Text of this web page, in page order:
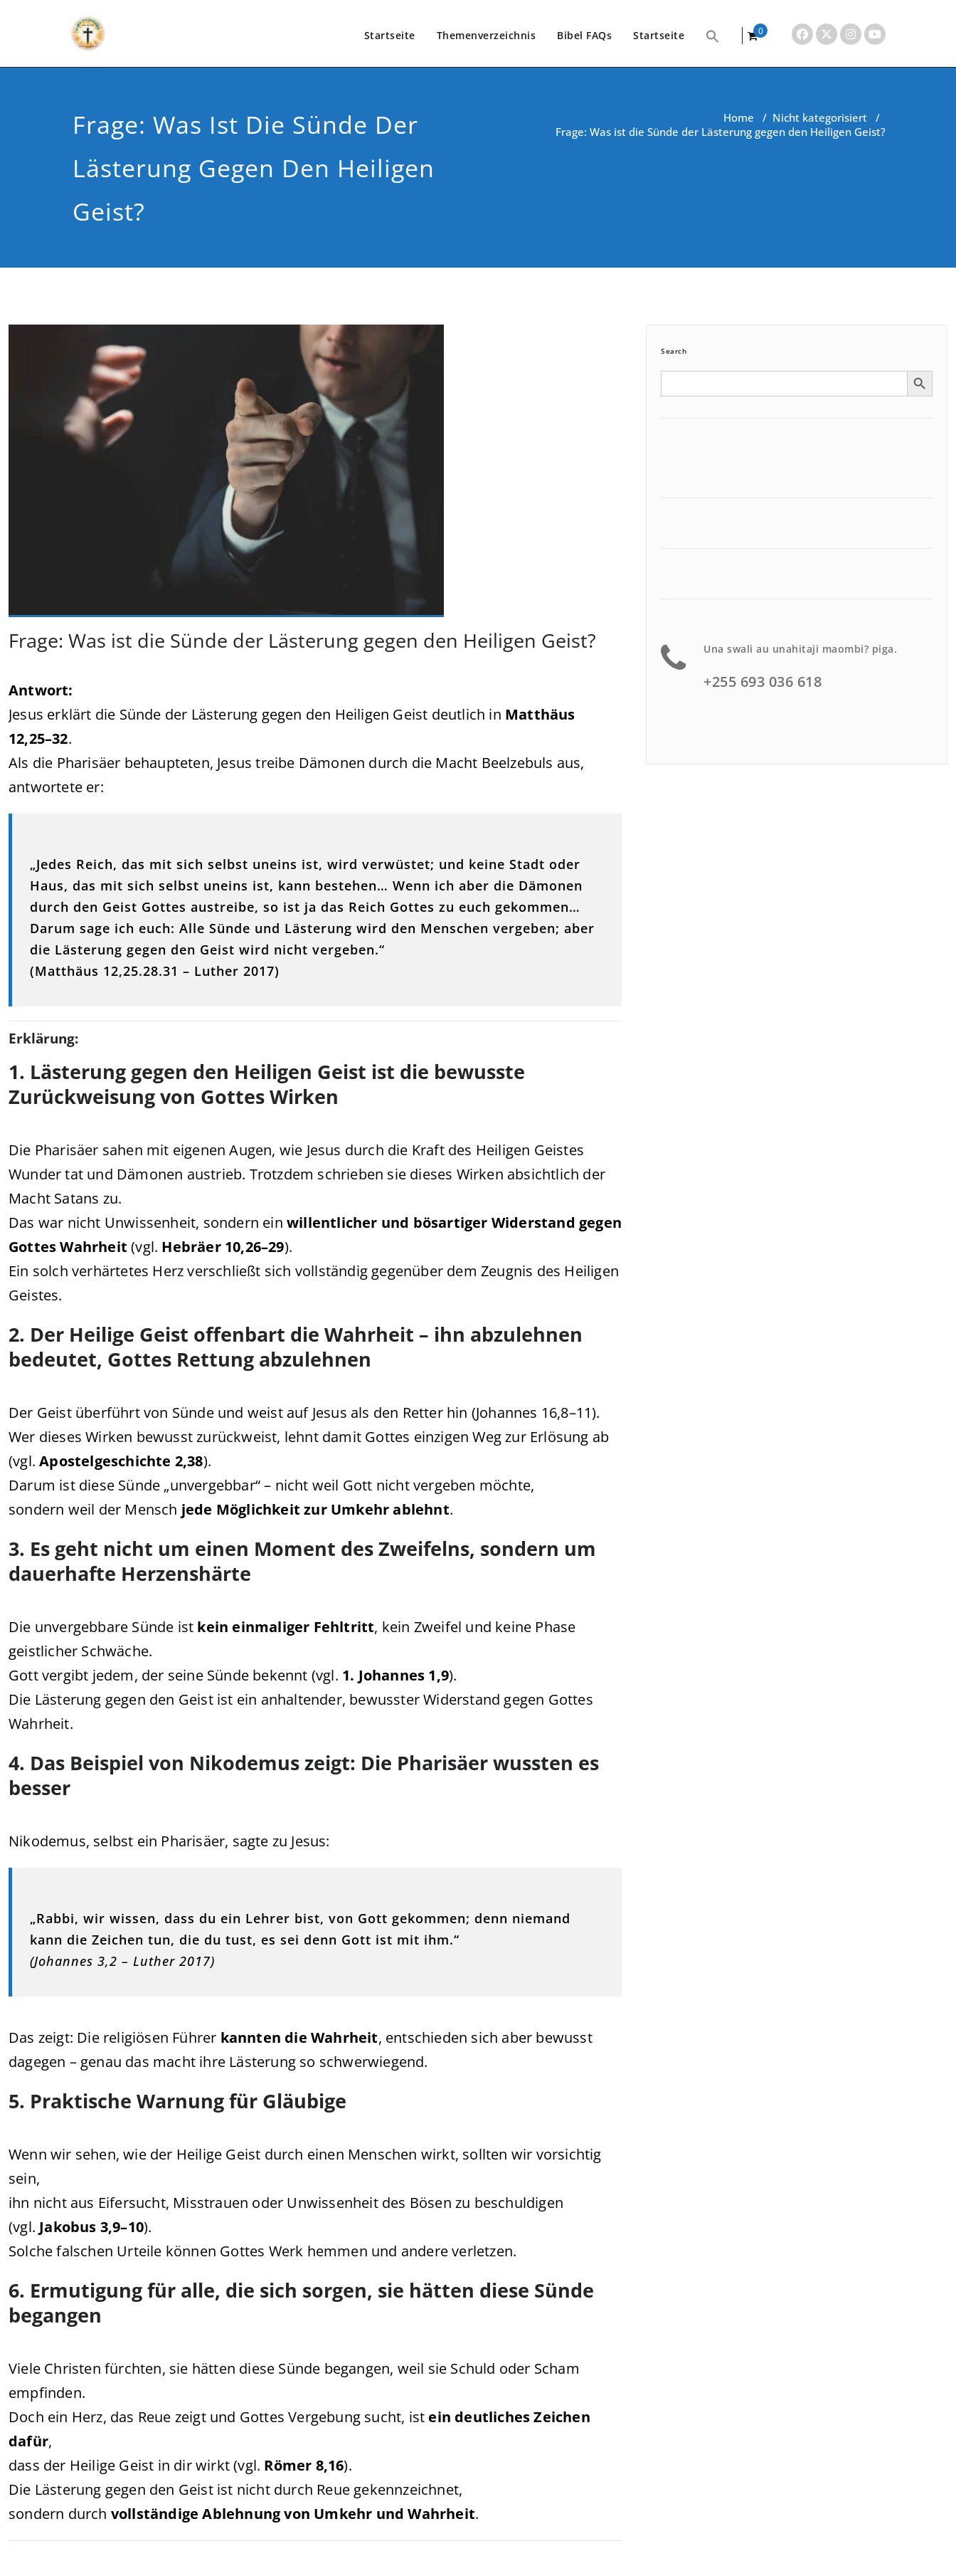
Startseite Themenverzeichnis Bibel FAQs Startseite
0
Frage: Was Ist Die Sünde Der
Lästerung Gegen Den Heiligen
Geist?
Home / Nicht kategorisiert /
Frage: Was ist die Sünde der Lästerung gegen den Heiligen Geist?
Frage: Was ist die Sünde der Lästerung gegen den Heiligen Geist?
Antwort:
Jesus erklärt die Sünde der Lästerung gegen den Heiligen Geist deutlich in Matthäus
12,25–32.
Als die Pharisäer behaupteten, Jesus treibe Dämonen durch die Macht Beelzebuls aus,
antwortete er:
„Jedes Reich, das mit sich selbst uneins ist, wird verwüstet; und keine Stadt oder
Haus, das mit sich selbst uneins ist, kann bestehen… Wenn ich aber die Dämonen
durch den Geist Gottes austreibe, so ist ja das Reich Gottes zu euch gekommen…
Darum sage ich euch: Alle Sünde und Lästerung wird den Menschen vergeben; aber
die Lästerung gegen den Geist wird nicht vergeben.“
(Matthäus 12,25.28.31 – Luther 2017)
Erklärung:
1. Lästerung gegen den Heiligen Geist ist die bewusste
Zurückweisung von Gottes Wirken
Die Pharisäer sahen mit eigenen Augen, wie Jesus durch die Kraft des Heiligen Geistes
Wunder tat und Dämonen austrieb. Trotzdem schrieben sie dieses Wirken absichtlich der
Macht Satans zu.
Das war nicht Unwissenheit, sondern ein willentlicher und bösartiger Widerstand gegen
Gottes Wahrheit (vgl. Hebräer 10,26–29).
Ein solch verhärtetes Herz verschließt sich vollständig gegenüber dem Zeugnis des Heiligen
Geistes.
2. Der Heilige Geist offenbart die Wahrheit – ihn abzulehnen
bedeutet, Gottes Rettung abzulehnen
Der Geist überführt von Sünde und weist auf Jesus als den Retter hin (Johannes 16,8–11).
Wer dieses Wirken bewusst zurückweist, lehnt damit Gottes einzigen Weg zur Erlösung ab
(vgl.Apostelgeschichte 2,38).
Darum ist diese Sünde „unvergebbar“ – nicht weil Gott nicht vergeben möchte,
sondern weil der Mensch jede Möglichkeit zur Umkehr ablehnt.
3. Es geht nicht um einen Moment des Zweifelns, sondern um
dauerhafte Herzenshärte
Die unvergebbare Sünde ist kein einmaliger Fehltritt, kein Zweifel und keine Phase
geistlicher Schwäche.
Gott vergibt jedem, der seine Sünde bekennt (vgl. 1. Johannes 1,9).
Die Lästerung gegen den Geist ist ein anhaltender, bewusster Widerstand gegen Gottes
Wahrheit.
4. Das Beispiel von Nikodemus zeigt: Die Pharisäer wussten es
besser
Nikodemus, selbst ein Pharisäer, sagte zu Jesus:
„Rabbi, wir wissen, dass du ein Lehrer bist, von Gott gekommen; denn niemand
kann die Zeichen tun, die du tust, es sei denn Gott ist mit ihm.“
(Johannes 3,2 – Luther 2017)
Das zeigt: Die religiösen Führer kannten die Wahrheit, entschieden sich aber bewusst
dagegen – genau das macht ihre Lästerung so schwerwiegend.
5. Praktische Warnung für Gläubige
Wenn wir sehen, wie der Heilige Geist durch einen Menschen wirkt, sollten wir vorsichtig
sein,
ihn nicht aus Eifersucht, Misstrauen oder Unwissenheit des Bösen zu beschuldigen
(vgl. Jakobus 3,9–10).
Solche falschen Urteile können Gottes Werk hemmen und andere verletzen.
6. Ermutigung für alle, die sich sorgen, sie hätten diese Sünde
begangen
Viele Christen fürchten, sie hätten diese Sünde begangen, weil sie Schuld oder Scham
empfinden.
Doch ein Herz, das Reue zeigt und Gottes Vergebung sucht, ist ein deutliches Zeichen
dafür,
dass der Heilige Geist in dir wirkt (vgl. Römer 8,16).
Die Lästerung gegen den Geist ist nicht durch Reue gekennzeichnet,
sondern durch vollständige Ablehnung von Umkehr und Wahrheit.
Search
Search Search Button
Una swali au unahitaji maombi? piga.
+255 693 036 618